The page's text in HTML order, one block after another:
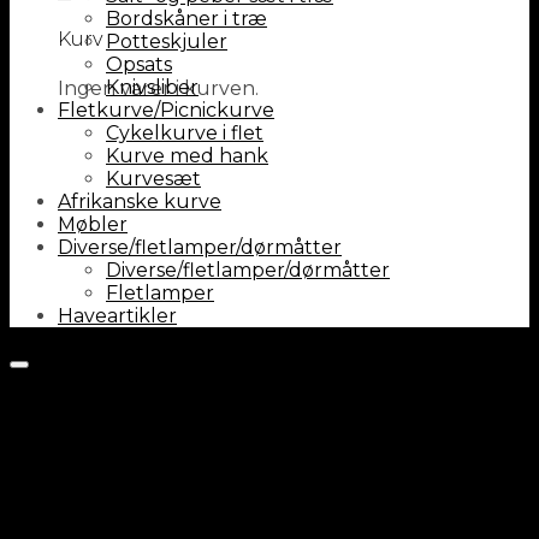
Kurv
Ingen varer i kurven.
Bordskåner i træ
Potteskjuler
Opsats
Knivsliber
Fletkurve/Picnickurve
Cykelkurve i flet
Kurve med hank
Kurvesæt
Afrikanske kurve
Møbler
Diverse/fletlamper/dørmåtter
Diverse/fletlamper/dørmåtter
Fletlamper
Haveartikler